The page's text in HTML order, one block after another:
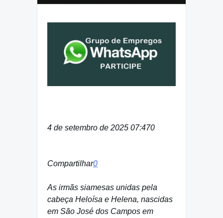
4 de setembro de 2025 07:470
Compartilhar0
As irmãs siamesas unidas pela
cabeça Heloísa e Helena, nascidas
em São José dos Campos em